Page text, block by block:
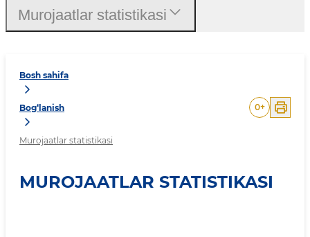
Bosh sahifa
Bog‘lanish
Murojaatlar statistikasi
0+
MUROJAATLAR STATISTIKASI
Murojaatlar statistikasi